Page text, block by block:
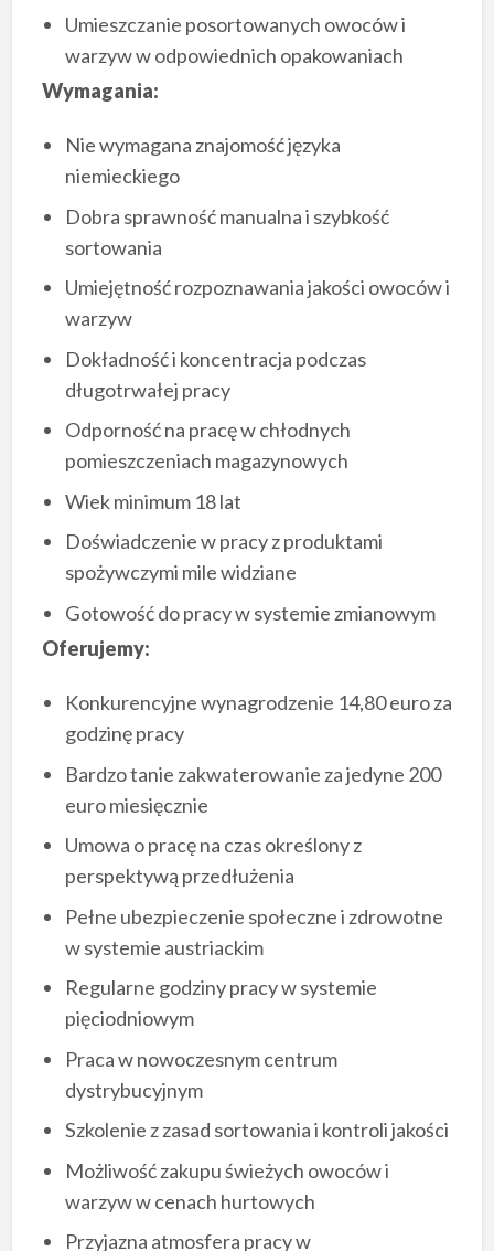
Umieszczanie posortowanych owoców i
warzyw w odpowiednich opakowaniach
Wymagania:
Nie wymagana znajomość języka
niemieckiego
Dobra sprawność manualna i szybkość
sortowania
Umiejętność rozpoznawania jakości owoców i
warzyw
Dokładność i koncentracja podczas
długotrwałej pracy
Odporność na pracę w chłodnych
pomieszczeniach magazynowych
Wiek minimum 18 lat
Doświadczenie w pracy z produktami
spożywczymi mile widziane
Gotowość do pracy w systemie zmianowym
Oferujemy:
Konkurencyjne wynagrodzenie 14,80 euro za
godzinę pracy
Bardzo tanie zakwaterowanie za jedyne 200
euro miesięcznie
Umowa o pracę na czas określony z
perspektywą przedłużenia
Pełne ubezpieczenie społeczne i zdrowotne
w systemie austriackim
Regularne godziny pracy w systemie
pięciodniowym
Praca w nowoczesnym centrum
dystrybucyjnym
Szkolenie z zasad sortowania i kontroli jakości
Możliwość zakupu świeżych owoców i
warzyw w cenach hurtowych
Przyjazna atmosfera pracy w